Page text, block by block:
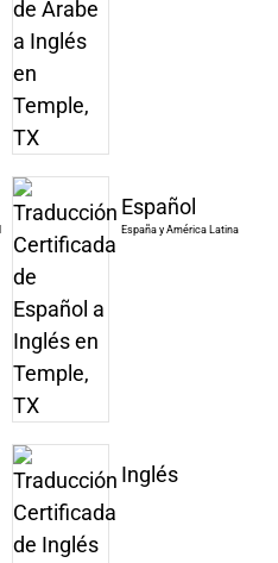
Español
España y América Latina
Inglés